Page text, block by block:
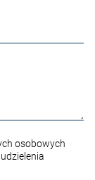
osobowych